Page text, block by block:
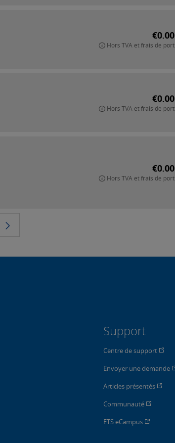
€0.00
Hors TVA et frais de port
€0.00
Hors TVA et frais de port
€0.00
Hors TVA et frais de port
Support
Centre de support
Envoyer une demande
Articles présentés
Communauté
ETS eCampus